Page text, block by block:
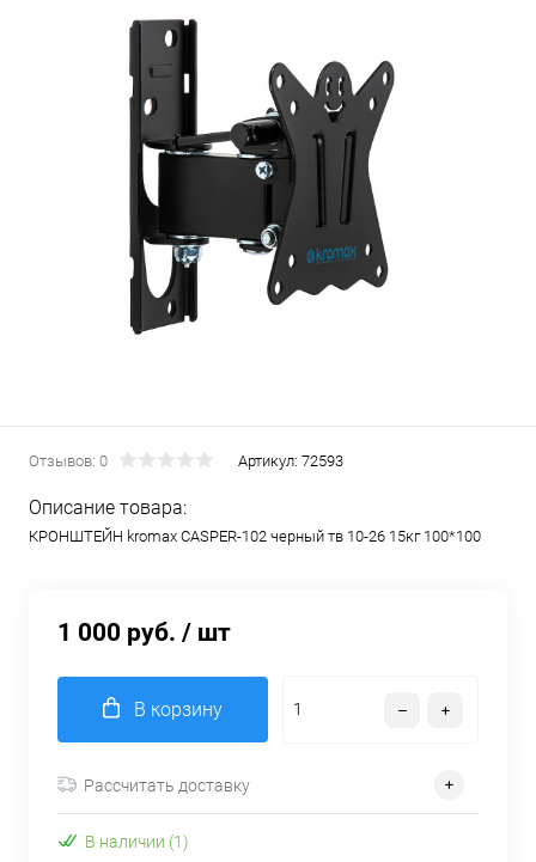
Отзывов: 0 Артикул: 72593
Описание товара:
КРОНШТЕЙН kromax CASPER-102 черный тв 10-26 15кг 100*100
1 000 руб. / шт
В корзину
Рассчитать доставку
В наличии (1)